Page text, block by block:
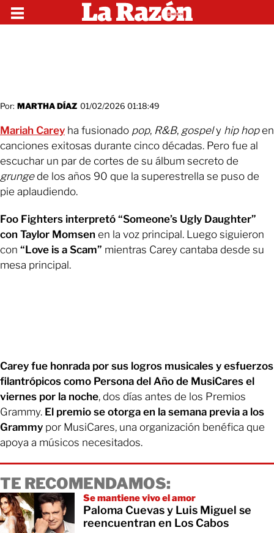
Por: MARTHA DÍAZ 01/02/2026 01:18:49
Mariah Carey ha fusionado pop, R&B, gospely hip hopen
canciones exitosas durante cinco décadas. Pero fue al
escuchar un par de cortes de su álbum secreto de
grungede los años 90 que la superestrella se puso de
pie aplaudiendo.
Foo Fighters interpretó “Someone’s Ugly Daughter”
con Taylor Momsen en la voz principal. Luego siguieron
con “Love is a Scam” mientras Carey cantaba desde su
mesa principal.
Carey fue honrada por sus logros musicales y esfuerzos
filantrópicos como Persona del Año de MusiCares el
viernes por la noche, dos días antes de los Premios
Grammy. El premio se otorga en la semana previa a los
Grammy por MusiCares, una organización benéfica que
apoya a músicos necesitados.
TE RECOMENDAMOS:
Se mantiene vivo el amor
Paloma Cuevas y Luis Miguel se
reencuentran en Los Cabos